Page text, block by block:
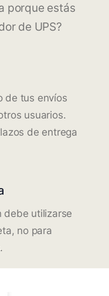
porque estás
de UPS?
de tus envíos
usuarios.
de entrega
debe utilizarse
no para